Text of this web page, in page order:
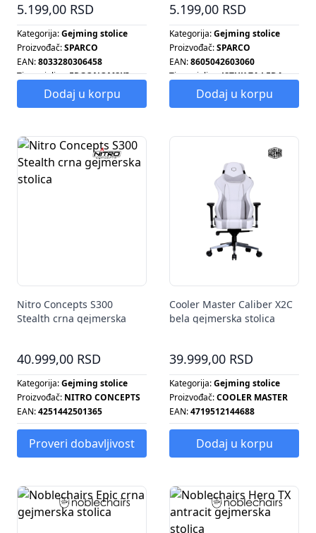
5.199,00 RSD
Kategorija:Gejming stolice
Proizvođač:SPARCO
EAN:8033280306458
Tip grejalice:ERGONOMSKI
JASTUK
Tip radijatora:ERGONOMSKI
JASTUK
Tip ventilatora: ERGONOMSKI
JASTUK
Dodaj u korpu
5.199,00 RSD
Kategorija:Gejming stolice
Proizvođač:SPARCO
EAN:8605042603060
Tip grejalice:JSTUK ZA LEĐA
Tip radijatora:JSTUK ZA LEĐA
Tip šporeta:
JSTUK ZA LEĐA
Dodaj u korpu
Nitro Concepts S300
Stealth crna gejmerska
40.999,00 RSD
Kategorija:Gejming stolice
Proizvođač: NITRO CONCEPTS
EAN:4251442501365
Proveri dobavljivost
Cooler Master Caliber X2C
bela gejmerska stolica
39.999,00 RSD
Kategorija:Gejming stolice
Proizvođač:COOLER MASTER
EAN:4719512144688
Dodaj u korpu